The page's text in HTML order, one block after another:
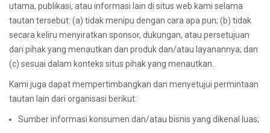
utama, publikasi, atau informasi lain di situs web kami selama
tautan tersebut: (a) tidak menipu dengan cara apa pun; (b) tidak
secara keliru menyiratkan sponsor, dukungan, atau persetujuan
dari pihak yang menautkan dan produk dan/atau layanannya; dan
(c) sesuai dalam konteks situs pihak yang menautkan.
Kami juga dapat mempertimbangkan dan menyetujui permintaan
tautan lain dari organisasi berikut:
Sumber informasi konsumen dan/atau bisnis yang dikenal luas;